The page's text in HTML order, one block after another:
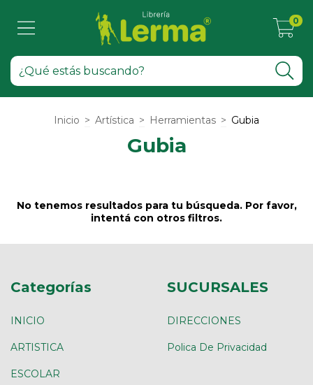
0
Inicio > Artística > Herramientas > Gubia
Gubia
No tenemos resultados para tu búsqueda. Por favor,
intentá con otros filtros.
Categorías
INICIO
ARTISTICA
ESCOLAR
SUCURSALES
DIRECCIONES
Polica De Privacidad